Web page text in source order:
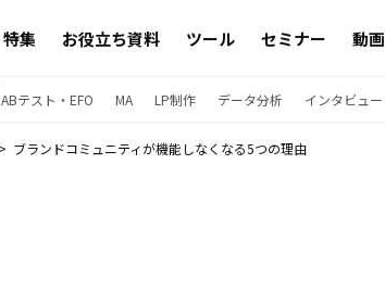
特集 お役立ち資料 ツール セミナー 動画
ABテスト・EFO MA LP制作 データ分析 インタビュー
ブランドコミュニティが機能しなくなる5つの理由